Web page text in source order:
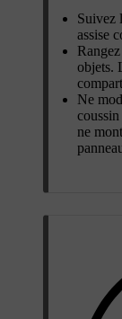
Suivez
assise
objets.
Ne
ne